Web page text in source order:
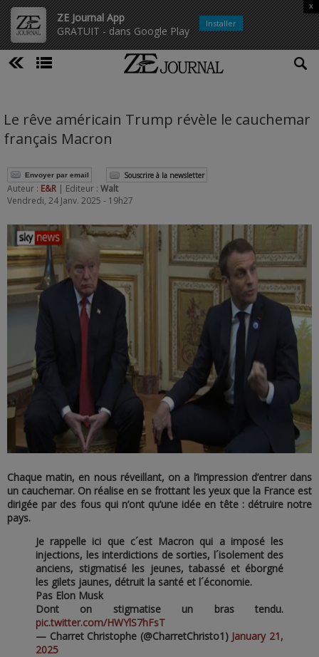
ZE Journal App
GRATUIT - dans Google Play
x
Installer
Le rêve américain Trump révèle le cauchemar
français Macron
Envoyer par email Souscrire à la newsletter
Auteur : E&R | Editeur : Walt
Vendredi, 24 Janv. 2025 - 19h27
Chaque matin, en nous réveillant, on a l’impression d’entrer dans
un cauchemar. On réalise en se frottant les yeux que la France est
dirigée par des fous qui n’ont qu’une idée en tête : détruire notre
pays.
Je rappelle ici que c´est Macron qui a imposé les
injections, les interdictions de sorties, l´isolement des
anciens, stigmatisé les jeunes, tabassé et éborgné
les gilets jaunes, détruit la santé et l´économie.
Pas Elon Musk
Dont on stigmatise un bras tendu.
pic.twitter.com/HWYlS7hFsT
— Charret Christophe (@CharretChristo1) January 21,
2025